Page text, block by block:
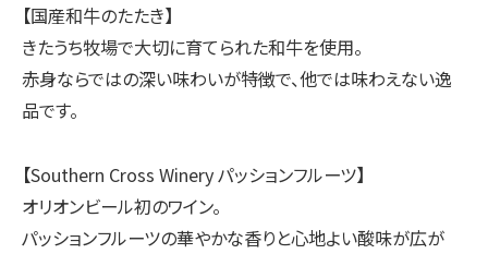
【国産和牛のたたき】
きたうち牧場で大切に育てられた和牛を使用。
赤身ならではの深い味わいが特徴で、他では味わえない逸
品です。
【Southern Cross Winery パッションフルーツ】
オリオンビール初のワイン。
パッションフルーツの華やかな香りと心地よい酸味が広が